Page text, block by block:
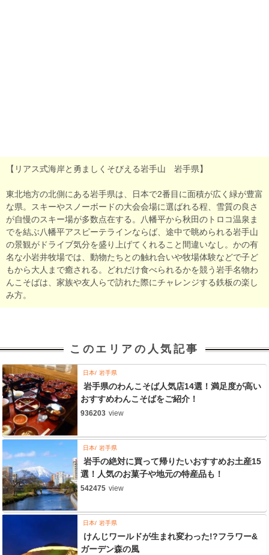
【リアス式海岸と勇ましくそびえる岩手山 岩手県】
東北地方の北側にある岩手県は、日本で2番目に面積が広く緑が豊富
な県。スキーやスノーボードの大会会場に選ばれる程、雪質の良さ
が自慢のスキー場が多数点在する。八幡平から秋田のトロコ温泉ま
でを結ぶ八幡平アスピーテラインならば、途中で眺められる岩手山
の景観がドライブ気分を盛り上げてくれること間違いなし。かの有
名な小岩井牧場では、動物たちとの触れ合いや牧場体験などで子ど
もから大人まで癒される。どれだけ食べられるかを競う岩手名物わ
んこそばは、家族や友人らで訪れた際にチャレンジする鉄板の楽し
み方。
このエリアの人気記事
日本 岩手県
岩手県のわんこそば人気店14選！満足度が高い
おすすめわんこそばをご紹介！
936203 view
日本 岩手県
岩手の絶対に買って帰りたいおすすめお土産15
選！人気のお菓子や地元の特産品も！
542475 view
日本 岩手県
けんじワールドが生まれ変わった!?フラワー&
ガーデン森の風